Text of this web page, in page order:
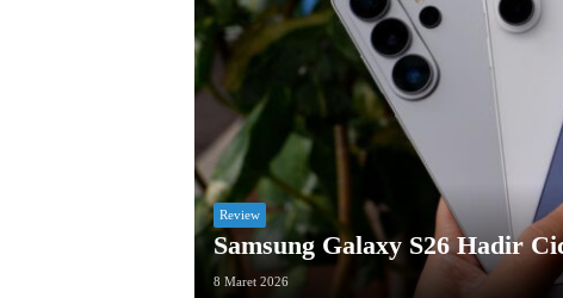
Review
Samsung Galaxy S26 Hadir
8 Maret 2026